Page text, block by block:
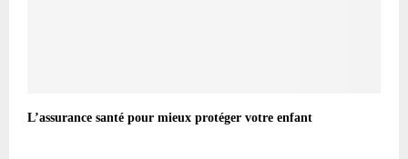
L’assurance santé pour mieux protéger votre enfant